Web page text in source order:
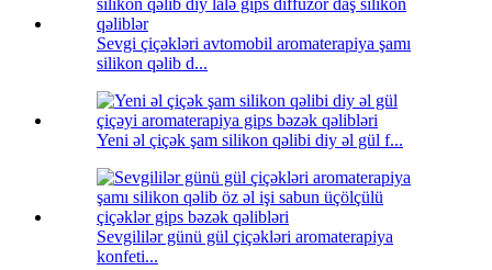
Sevgi çiçəkləri avtomobil aromaterapiya şamı
silikon qəlib d...
Yeni əl çiçək şam silikon qəlibi diy əl gül f...
Sevgililər günü gül çiçəkləri aromaterapiya
konfeti...